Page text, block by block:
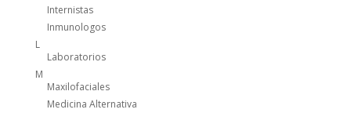
Internistas
Inmunologos
L
Laboratorios
M
Maxilofaciales
Medicina Alternativa